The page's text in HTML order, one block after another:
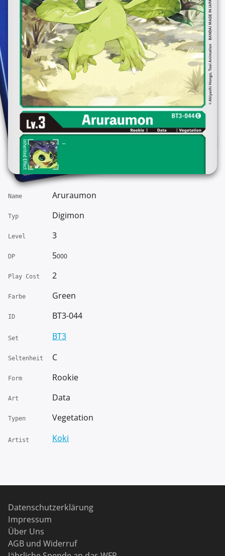
Name Aruraumon
Typ Digimon
Level 3
DP 5000
Play Cost 2
Farbe Green
ID BT3-044
Set BT3
Seltenheit C
Form Rookie
Art Data
Typen Vegetation
Artist Koki
Datenschutzerklärung
Impressum
Über Uns
AGB und Widerruf